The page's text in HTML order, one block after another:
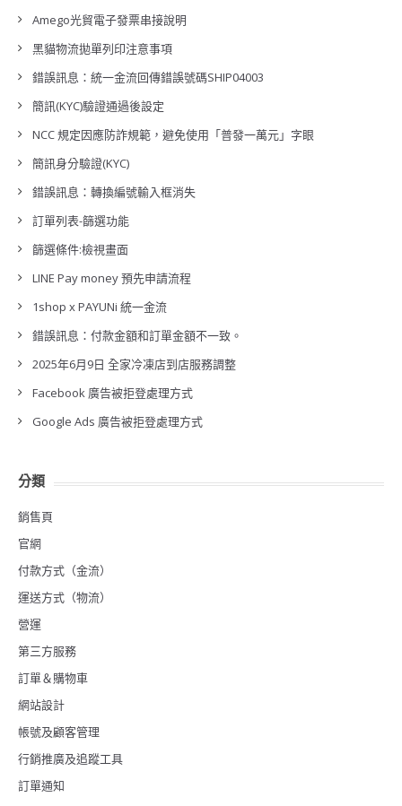
Amego光貿電子發票串接說明
黑貓物流拋單列印注意事項
錯誤訊息：統一金流回傳錯誤號碼SHIP04003
簡訊(KYC)驗證通過後設定
NCC 規定因應防詐規範，避免使用「普發一萬元」字眼
簡訊身分驗證(KYC)
錯誤訊息：轉換編號輸入框消失
訂單列表-篩選功能
篩選條件:檢視畫面
LINE Pay money 預先申請流程
1shop x PAYUNi 統一金流
錯誤訊息：付款金額和訂單金額不一致。
2025年6月9日 全家冷凍店到店服務調整
Facebook 廣告被拒登處理方式
Google Ads 廣告被拒登處理方式
分類
銷售頁
官網
付款方式（金流）
運送方式（物流）
營運
第三方服務
訂單＆購物車
網站設計
帳號及顧客管理
行銷推廣及追蹤工具
訂單通知